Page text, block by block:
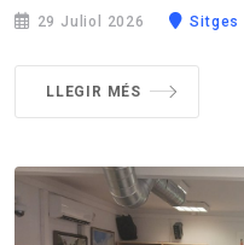
29 Juliol 2026 Sitges
LLEGIR MÉS